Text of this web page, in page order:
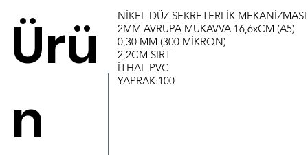
Ürü
n
NİKEL DÜZ SEKRETERLİK MEKANİZMASI
2MM AVRUPA MUKAVVA 16,6xCM (A5)
0,30 MM (300 MİKRON)
2,2CM SIRT
İTHAL PVC
YAPRAK:100